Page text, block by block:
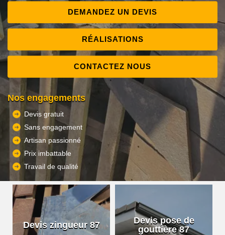
DEMANDEZ UN DEVIS
RÉALISATIONS
CONTACTEZ NOUS
Nos engagements
Devis gratuit
Sans engagement
Artisan passionné
Prix imbattable
Travail de qualité
Devis zingueur 87
Devis pose de
gouttière 87